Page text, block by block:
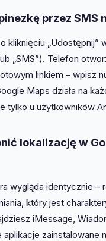
przez SMS
kliknięciu „Udostępnij”
„SMS”). Telefon
linkiem – wpisz
Maps działa na
tylko u użytkowników
lokalizację w
wygląda identycznie –
który jest
iMessage,
aplikacje zainstalowane